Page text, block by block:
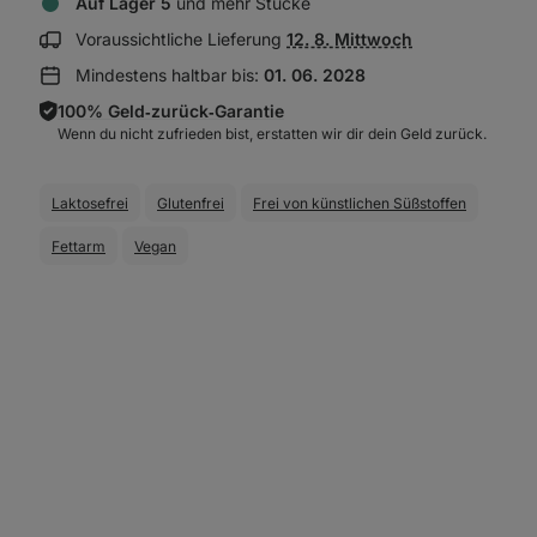
Voraussichtliche Lieferung Lieferinformationen
12. 8. Mittwoch
Mindestens haltbar bis: 01. 06. 2028
100% Geld‑zurück‑Garantie
Wenn du nicht zufrieden bist, erstatten wir dir dein Geld zurück.
Laktosefrei Glutenfrei Frei von künstlichen Süßstoffen
Fettarm Vegan